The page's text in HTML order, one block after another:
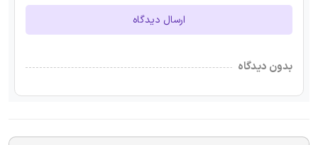
ارسال دیدگاه
بدون دیدگاه